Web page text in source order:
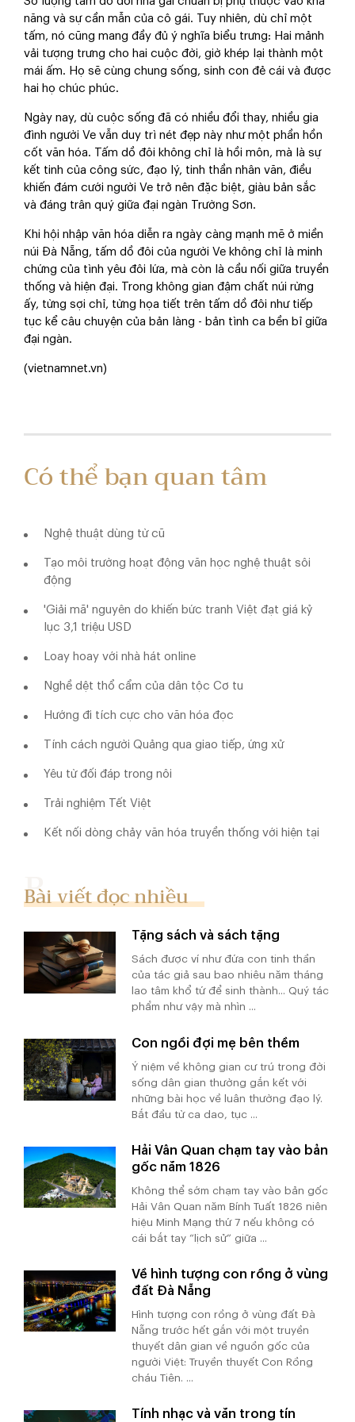
năng và sự cần mẫn của cô gái. Tuy nhiên, dù chỉ một
tấm, nó cũng mang đầy đủ ý nghĩa biểu trưng: Hai mảnh
vải tượng trưng cho hai cuộc đời, giờ khép lại thành một
mái ấm. Họ sẽ cùng chung sống, sinh con đẻ cái và được
hai họ chúc phúc.
Ngày nay, dù cuộc sống đã có nhiều đổi thay, nhiều gia
đình người Ve vẫn duy trì nét đẹp này như một phần hồn
cốt văn hóa. Tấm dồ đôi không chỉ là hồi môn, mà là sự
kết tinh của công sức, đạo lý, tinh thần nhân văn, điều
khiến đám cưới người Ve trở nên đặc biệt, giàu bản sắc
và đáng trân quý giữa đại ngàn Trường Sơn.
Khi hội nhập văn hóa diễn ra ngày càng mạnh mẽ ở miền
núi Đà Nẵng, tấm dồ đôi của người Ve không chỉ là minh
chứng của tình yêu đôi lứa, mà còn là cầu nối giữa truyền
thống và hiện đại. Trong không gian đậm chất núi rừng
ấy, từng sợi chỉ, từng họa tiết trên tấm dồ đôi như tiếp
tục kể câu chuyện của bản làng - bản tình ca bền bỉ giữa
đại ngàn.
(vietnamnet.vn)
Có thể bạn quan tâm
Nghệ thuật dùng từ cũ
Tạo môi trường hoạt động văn học nghệ thuật sôi
động
'Giải mã' nguyên do khiến bức tranh Việt đạt giá kỷ
lục 3,1 triệu USD
Loay hoay với nhà hát online
Nghề dệt thổ cẩm của dân tộc Cơ tu
Hướng đi tích cực cho văn hóa đọc
Tính cách người Quảng qua giao tiếp, ứng xử
Yêu từ đối đáp trong nôi
Trải nghiệm Tết Việt
Kết nối dòng chảy văn hóa truyền thống với hiện tại
Bài viết đọc nhiều
Tặng sách và sách tặng
Sách được ví như đứa con tinh thần
của tác giả sau bao nhiêu năm tháng
lao tâm khổ tứ để sinh thành... Quý tác
phẩm như vậy mà nhìn ...
Con ngồi đợi mẹ bên thềm
Ý niệm về không gian cư trú trong đời
sống dân gian thường gắn kết với
những bài học về luân thường đạo lý.
Bắt đầu từ ca dao, tục ...
Hải Vân Quan chạm tay vào bản
gốc năm 1826
Không thể sớm chạm tay vào bản gốc
Hải Vân Quan năm Bính Tuất 1826 niên
hiệu Minh Mạng thứ 7 nếu không có
cái bắt tay “lịch sử” giữa ...
Về hình tượng con rồng ở vùng
đất Đà Nẵng
Hình tượng con rồng ở vùng đất Đà
Nẵng trước hết gắn với một truyền
thuyết dân gian về nguồn gốc của
người Việt: Truyền thuyết Con Rồng
cháu Tiên. ...
Tính nhạc và văn trong tín